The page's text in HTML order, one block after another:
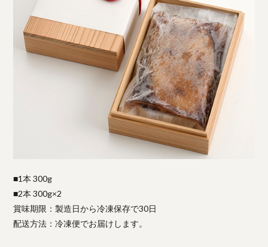
■1本 300g
■2本 300g×2
賞味期限：製造日から冷凍保存で30日
配送方法：冷凍便でお届けします。